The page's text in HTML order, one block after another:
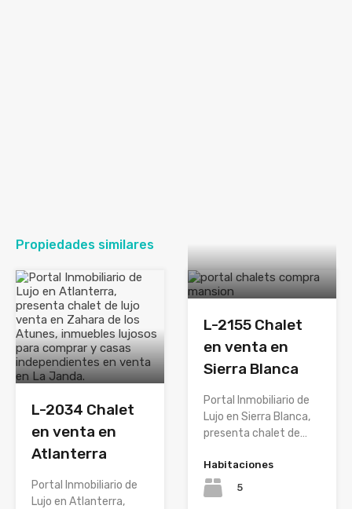
Propiedades similares
L-2034 Chalet
en venta en
Atlanterra
Portal Inmobiliario de
Lujo en Atlanterra,
L-2155 Chalet
en venta en
Sierra Blanca
Portal Inmobiliario de
Lujo en Sierra Blanca,
presenta chalet de…
Habitaciones
5